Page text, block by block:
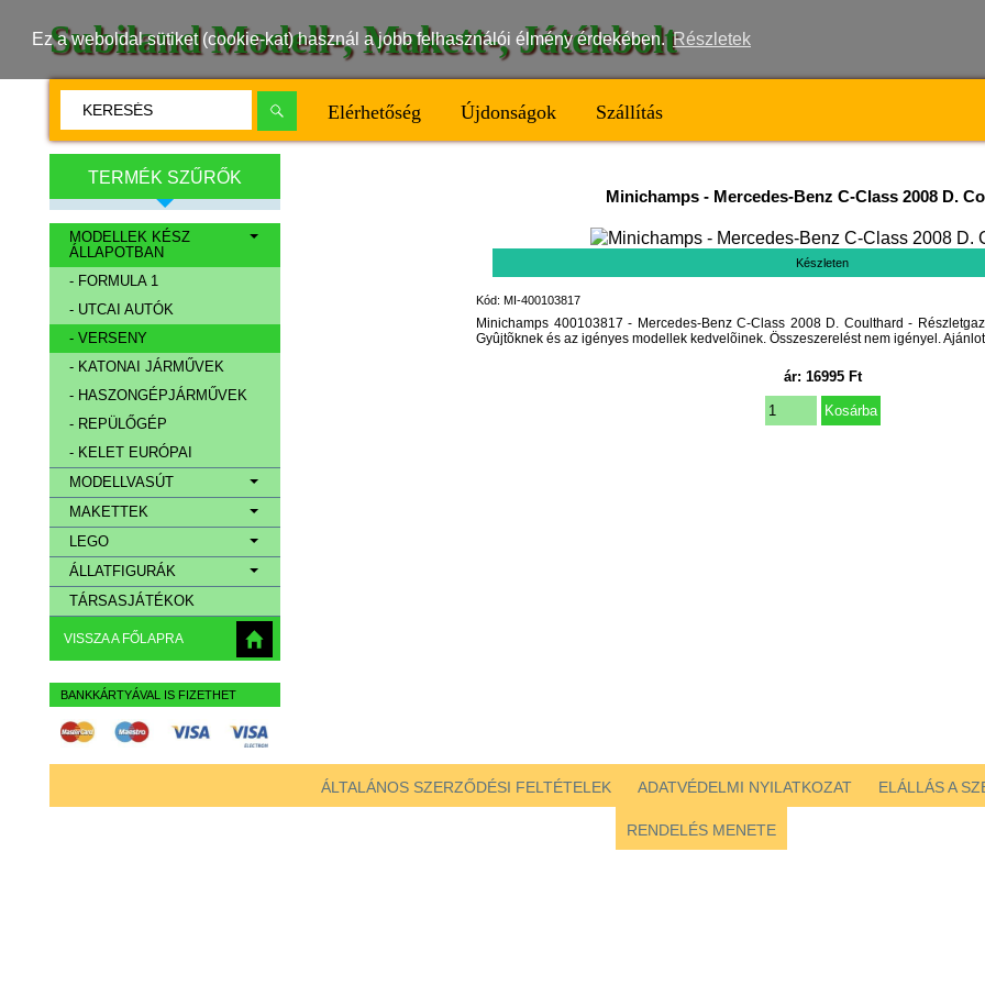
Ez a weboldal sütiket (cookie-kat) használ a jobb felhasználói élmény érdekében. Részletek
Subiland Modell-, Makett-, Játékbolt
Elérhetőség Újdonságok Szállítás
TERMÉK SZŰRŐK
MODELLEK KÉSZ
ÁLLAPOTBAN
- FORMULA 1
- UTCAI AUTÓK
- VERSENY
- KATONAI JÁRMŰVEK
- HASZONGÉPJÁRMŰVEK
- REPÜLŐGÉP
- KELET EURÓPAI
MODELLVASÚT
MAKETTEK
LEGO
ÁLLATFIGURÁK
TÁRSASJÁTÉKOK
VISSZA A FŐLAPRA
BANKKÁRTYÁVAL IS FIZETHET
Minichamps- Mercedes-Benz C-Class 2008 D.
Készleten
Kód: MI-400103817
Minichamps 400103817 - Mercedes-Benz C-Class 2008 D. Coulthard -
Gyûjtõknek és az igényes modellek kedvelõinek. Összeszerelést nem igényel.
ár: 16995Ft
ÁLTALÁNOS SZERZŐDÉSI FELTÉTELEK ADATVÉDELMI NYILATKOZAT ELÁLLÁS A
RENDELÉS MENETE